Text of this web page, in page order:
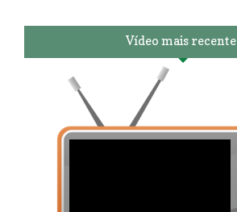
Vídeo mais recente